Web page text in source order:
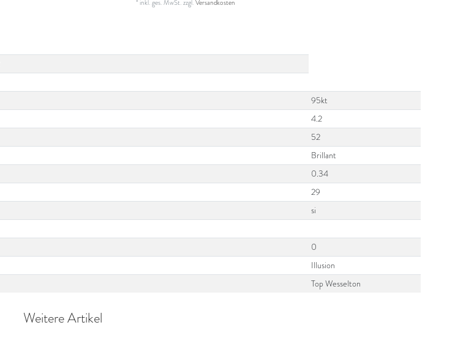
* inkl. ges. MwSt. zzgl.Versandkosten
95kt
4.2
52
Brillant
0.34
29
si
0
Illusion
Top Wesselton
Weitere Artikel